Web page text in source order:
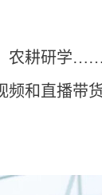
农耕研学
和直播带